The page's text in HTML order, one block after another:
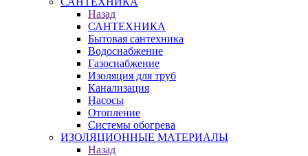
Назад
САНТЕХНИКА
Бытовая сантехника
Водоснабжение
Газоснабжение
Изоляция для труб
Канализация
Насосы
Отопление
Системы обогрева
ИЗОЛЯЦИОННЫЕ МАТЕРИАЛЫ
Назад